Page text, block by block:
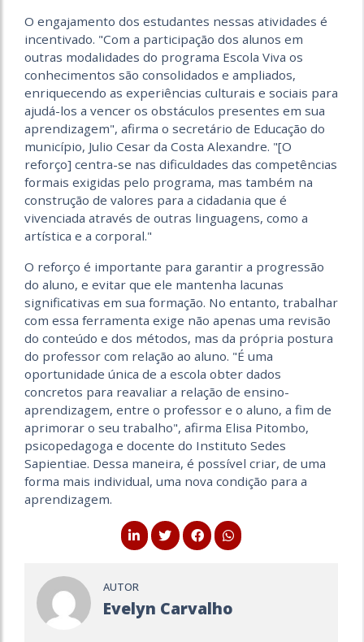
O engajamento dos estudantes nessas atividades é
incentivado. "Com a participação dos alunos em
outras modalidades do programa Escola Viva os
conhecimentos são consolidados e ampliados,
enriquecendo as experiências culturais e sociais para
ajudá-los a vencer os obstáculos presentes em sua
aprendizagem", afirma o secretário de Educação do
município, Julio Cesar da Costa Alexandre. "[O
reforço] centra-se nas dificuldades das competências
formais exigidas pelo programa, mas também na
construção de valores para a cidadania que é
vivenciada através de outras linguagens, como a
artística e a corporal."
O reforço é importante para garantir a progressão
do aluno, e evitar que ele mantenha lacunas
significativas em sua formação. No entanto, trabalhar
com essa ferramenta exige não apenas uma revisão
do conteúdo e dos métodos, mas da própria postura
do professor com relação ao aluno. "É uma
oportunidade única de a escola obter dados
concretos para reavaliar a relação de ensino-
aprendizagem, entre o professor e o aluno, a fim de
aprimorar o seu trabalho", afirma Elisa Pitombo,
psicopedagoga e docente do Instituto Sedes
Sapientiae. Dessa maneira, é possível criar, de uma
forma mais individual, uma nova condição para a
aprendizagem.
AUTOR
Evelyn Carvalho